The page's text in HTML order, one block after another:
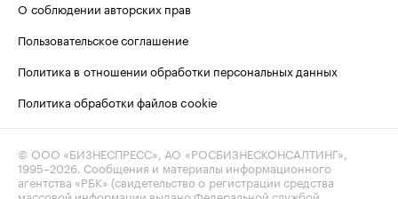
О соблюдении авторских прав
Пользовательское соглашение
Политика в отношении обработки персональных данных
Политика обработки файлов cookie
© ООО «БИЗНЕСПРЕСС», АО «РОСБИЗНЕСКОНСАЛТИНГ»,
1995–2026 . Сообщения и материалы информационного
агентства «РБК» (свидетельство о регистрации средства
массовой информации выдано Федеральной службой